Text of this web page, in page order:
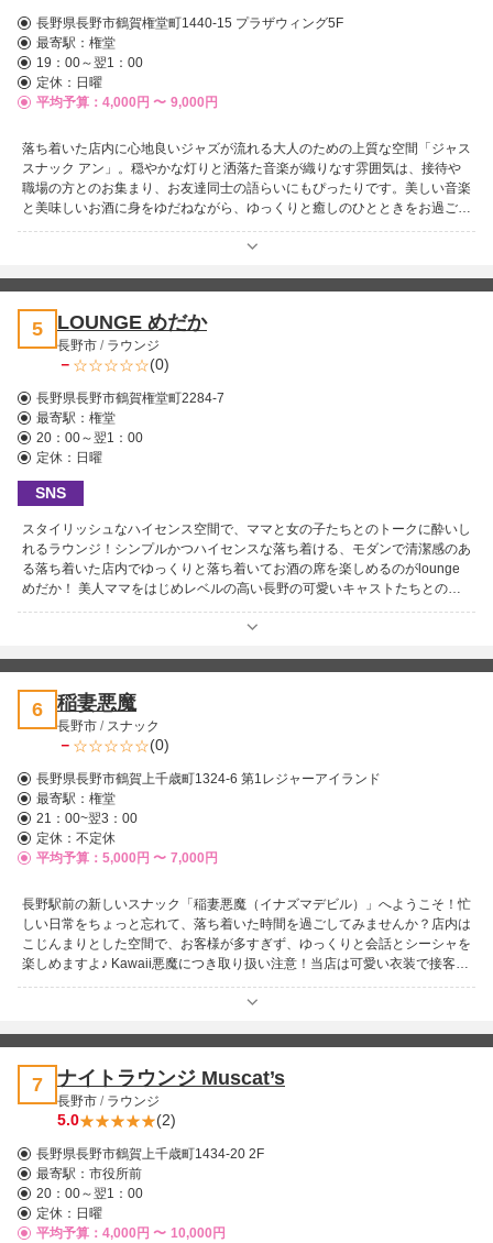
長野県長野市鶴賀権堂町1440-15 プラザウィング5F
最寄駅： 権堂
19：00～翌1：00
定休：日曜
平均予算：4,000円 〜 9,000円
落ち着いた店内に心地良いジャズが流れる大人のための上質な空間「ジャス
スナック アン」。穏やかな灯りと洒落た音楽が織りなす雰囲気は、接待や
職場の方とのお集まり、お友達同士の語らいにもぴったりです。美しい音楽
と美味しいお酒に身をゆだねながら、ゆっくりと癒しのひとときをお過ごし
ください♪ 店内は喧騒を忘れさせてくれる静かな空気が漂い、落ち着いて飲
みたい大人のお客様に特に人気。上質な時間を求める方々に選ばれ続けてい
5 LOUNGE めだか
長野市 / ラウンジ
－ (0)
長野県長野市鶴賀権堂町2284-7
最寄駅： 権堂
20：00～翌1：00
定休：日曜
SNS
スタイリッシュなハイセンス空間で、ママと女の子たちとのトークに酔いし
れるラウンジ！シンプルかつハイセンスな落ち着ける、モダンで清潔感のあ
る落ち着いた店内でゆっくりと落ち着いてお酒の席を楽しめるのがlounge
めだか！ 美人ママをはじめレベルの高い長野の可愛いキャストたちとの出
会いにもご期待ください。リーズナブルながらそれ以上に楽しめること間違
いなし！長野一の飲み屋街、権堂で素敵なひとときを♪
6 稲妻悪魔
長野市 / スナック
－ (0)
長野県長野市鶴賀上千歳町1324-6 第1レジャーアイランド
最寄駅： 権堂
21：00~翌3：00
定休：不定休
平均予算：5,000円 〜 7,000円
長野駅前の新しいスナック「稲妻悪魔（イナズマデビル）」へようこそ！忙
しい日常をちょっと忘れて、落ち着いた時間を過ごしてみませんか？店内は
こじんまりとした空間で、お客様が多すぎず、ゆっくりと会話とシーシャを
楽しめますよ♪ Kawaii悪魔につき取り扱い注意！当店は可愛い衣装で接客！
笑顔いっぱいの可愛いスタッフがあなたの時間を素敵に演出します♪カラオ
ケもあります♪歌って盛り上がるもよし、ゆっくり過ごすもよし！自由に楽
7 ナイトラウンジ Muscat’s
長野市 / ラウンジ
5.0 (2)
長野県長野市鶴賀上千歳町1434-20 2F
最寄駅： 市役所前
20：00～翌1：00
定休：日曜
平均予算：4,000円 〜 10,000円